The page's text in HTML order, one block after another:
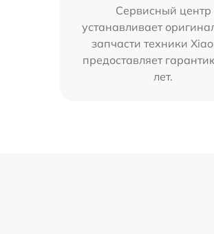
Сервисный центр
устанавливает
запчасти техники
предоставляет
лет.